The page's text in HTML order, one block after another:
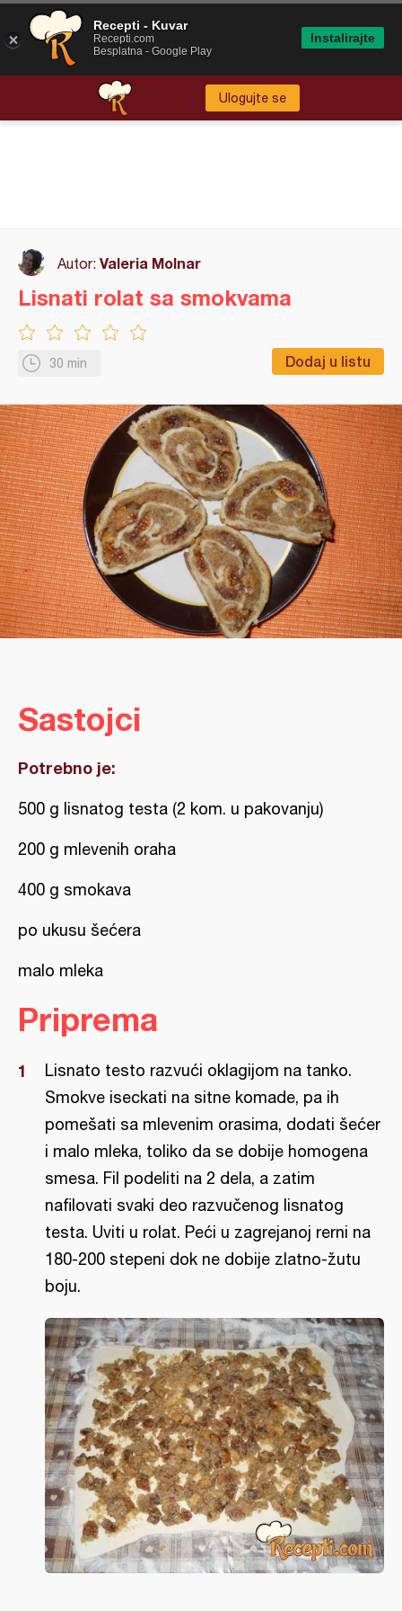
Ulogujte se
Autor: Valeria Molnar
30 min Dodaj u listu
Lisnati rolat sa smokvama
Sastojci
Potrebno je:
500 g lisnatog testa (2 kom. u pakovanju)
200 g mlevenih oraha
400 g smokava
po ukusu šećera
malo mleka
Priprema
Lisnato testo razvući oklagijom na tanko.
Smokve iseckati na sitne komade, pa ih
pomešati sa mlevenim orasima, dodati šećer
i malo mleka, toliko da se dobije homogena
smesa. Fil podeliti na 2 dela, a zatim
nafilovati svaki deo razvučenog lisnatog
testa. Uviti u rolat. Peći u zagrejanoj rerni na
180-200 stepeni dok ne dobije zlatno-žutu
boju.
Recepti - Kuvar
Recepti.com
Besplatna - Google Play
Instalirajte